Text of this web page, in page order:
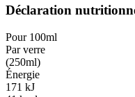
Déclaration
Pour 100ml
Par verre
(250ml)
Énergie
171 kJ